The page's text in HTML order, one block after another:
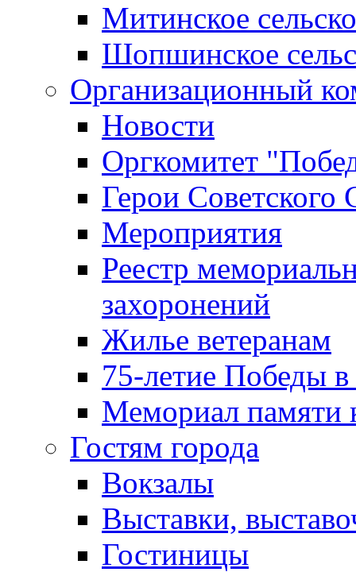
Митинское
Шопшинское
Организационный
Новости
Оргкомитет
Герои Советского
Мероприятия
Реестр
захоронений
Жилье ветеранам
75-летие Победы
Мемориал памяти
Гостям города
Вокзалы
Выставки,
Гостиницы